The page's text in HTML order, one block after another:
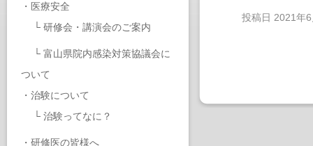
・ 医療安全
└ 研修会・講演会のご案内
└ 富山県院内感染対策協議会に
ついて
・ 治験について
└ 治験ってなに？
・ 研修医の皆様へ
投稿日 2021年